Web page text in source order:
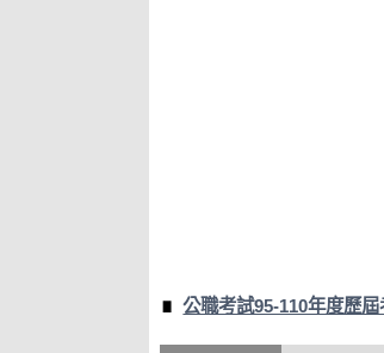
公職考試95-110年度歷